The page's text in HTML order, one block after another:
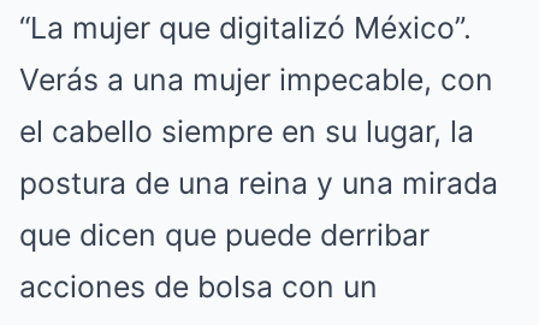
“La mujer que digitalizó México”.
Verás a una mujer impecable, con
el cabello siempre en su lugar, la
postura de una reina y una mirada
que dicen que puede derribar
acciones de bolsa con un